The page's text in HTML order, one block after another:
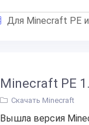
Для Minecraft PE
Minecraft PE
Скачать Minecraft
Вышла версия